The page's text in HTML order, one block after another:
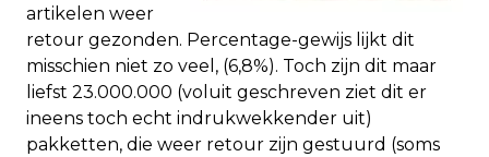
artikelen weer
retour gezonden. Percentage-gewijs lijkt dit
misschien niet zo veel, (6,8%). Toch zijn dit maar
liefst 23.000.000 (voluit geschreven ziet dit er
ineens toch echt indrukwekkender uit)
pakketten, die weer retour zijn gestuurd (soms